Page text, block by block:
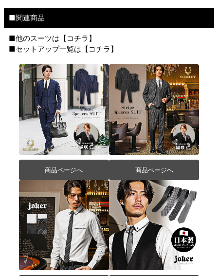
■関連商品
■他のスーツは【 コチラ 】
■セットアップ一覧は【 コチラ 】
商品ページへ 商品ページへ